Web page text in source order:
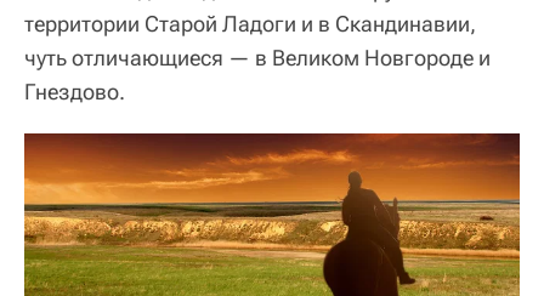
территории Старой Ладоги и в Скандинавии,
чуть отличающиеся — в Великом Новгороде и
Гнездово.